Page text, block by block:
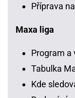
Příprava
Maxa liga
Program a
Tabulka
Kde